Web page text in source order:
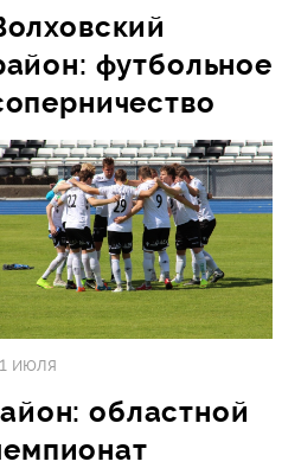
футбольное
июля
областной